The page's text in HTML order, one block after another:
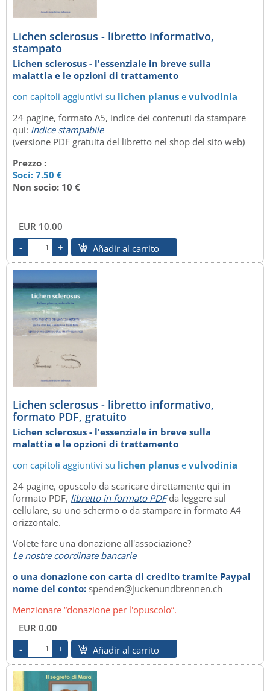
Lichen sclerosus - libretto informativo,
stampato
Lichen sclerosus - l'essenziale in breve sulla
malattia e le opzioni di trattamento
con capitoli aggiuntivi su lichen planus e vulvodinia
24 pagine, formato A5, indice dei contenuti da stampare
qui: indice stampabile
(versione PDF gratuita del libretto nel shop del sito web)
Prezzo :
Soci: 7.50 €
Non socio: 10 €
EUR 10.00
Añadir al carrito
Lichen sclerosus - libretto informativo,
formato PDF, gratuito
Lichen sclerosus - l'essenziale in breve sulla
malattia e le opzioni di trattamento
con capitoli aggiuntivi su lichen planus e vulvodinia
24 pagine, opuscolo da scaricare direttamente qui in
formato PDF, libretto in formato PDFda leggere sul
cellulare, su uno schermo o da stampare in formato A4
orizzontale.
Volete fare una donazione all'associazione?
Le nostre coordinate bancarie
o una donazione con carta di credito tramite Paypal
nome del conto: spenden@juckenundbrennen.ch
Menzionare “donazione per l'opuscolo”.
EUR 0.00
Añadir al carrito